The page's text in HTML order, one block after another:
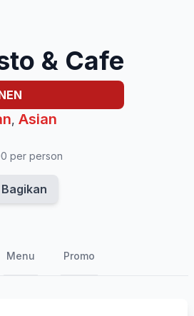
& Cafe
, Asian
per person
Bagikan
Menu Promo